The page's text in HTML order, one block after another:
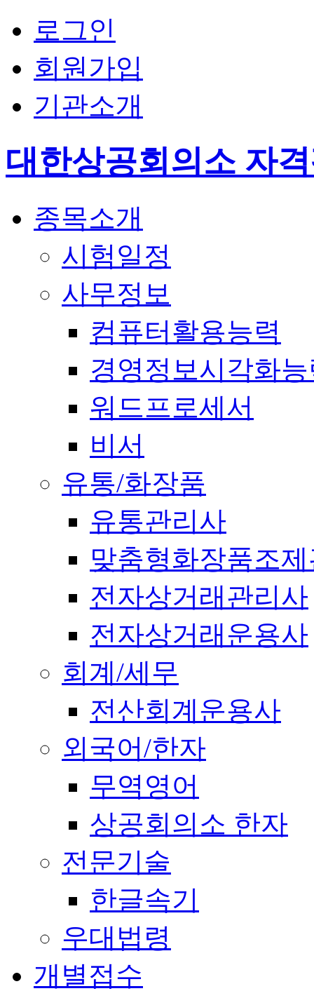
로그인
회원가입
기관소개
대한상공회의소 자
종목소개
시험일정
사무정보
컴퓨터활용능력
경영정보시각화
워드프로세서
비서
유통/화장품
유통관리사
맞춤형화장품조
전자상거래관리사
전자상거래운용사
회계/세무
전산회계운용사
외국어/한자
무역영어
상공회의소 한자
전문기술
한글속기
우대법령
개별접수